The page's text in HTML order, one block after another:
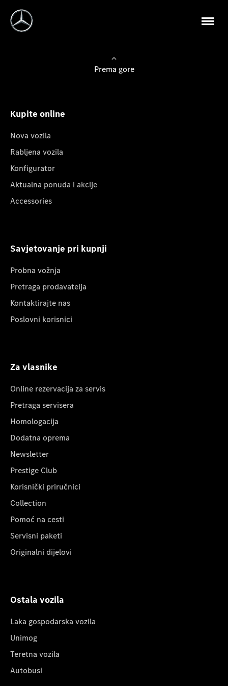
Prema gore
Kupite online
Nova vozila
Rabljena vozila
Konfigurator
Aktualna ponuda i akcije
Accessories
Savjetovanje pri kupnji
Probna vožnja
Pretraga prodavatelja
Kontaktirajte nas
Poslovni korisnici
Za vlasnike
Online rezervacija za servis
Pretraga servisera
Homologacija
Dodatna oprema
Newsletter
Prestige Club
Korisnički priručnici
Collection
Pomoć na cesti
Servisni paketi
Originalni dijelovi
Ostala vozila
Laka gospodarska vozila
Unimog
Teretna vozila
Autobusi